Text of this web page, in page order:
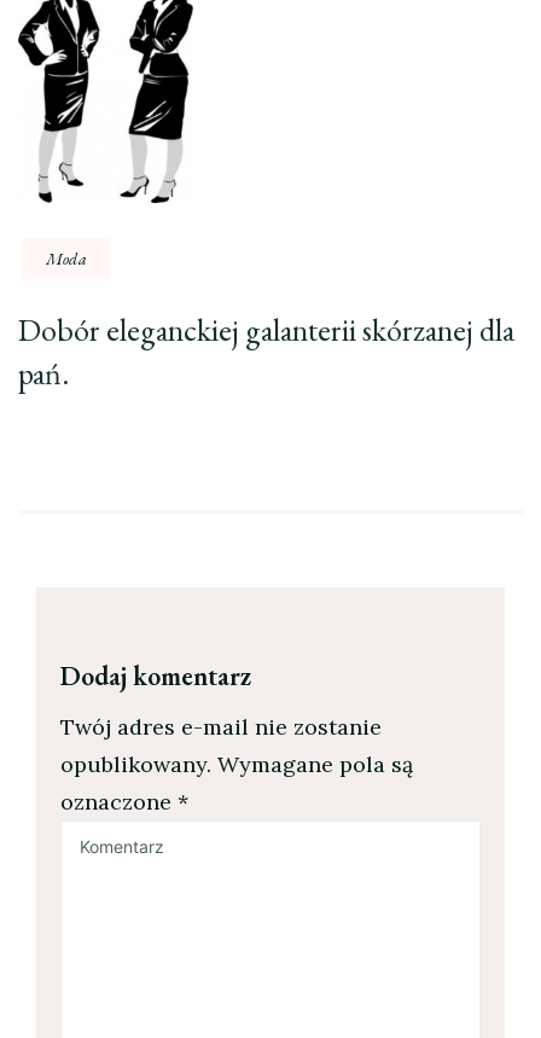
Moda
Dobór eleganckiej galanterii skórzanej dla
pań.
Dodaj komentarz
Twój adres e-mail nie zostanie
opublikowany. Wymagane pola są
oznaczone *